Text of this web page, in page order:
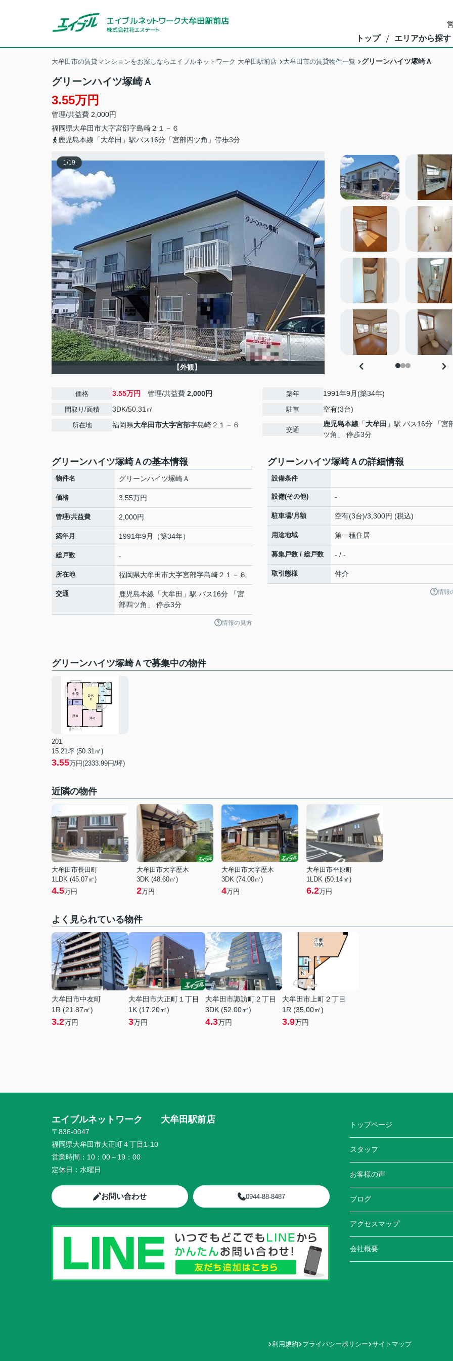
トップ エリアから探す
大牟田市の賃貸マンションをお探しならエイブルネットワーク 大牟田駅前店 大牟田市の賃貸物件一覧 グリーンハイツ塚崎Ａ
グリーンハイツ塚崎Ａ
3.55万円
管理/共益費 2,000円
福岡県大牟田市大字宮部字島崎２１－６
鹿児島本線「大牟田」駅バス16分「宮部四ツ角」停歩3分
1/19
【外観】
価格 3.55万円 管理/共益費 2,000円
間取り/面積 3DK/50.31㎡
所在地 福岡県大牟田市大字宮部字島崎２１－６
築年 1991年9月(築34年)
駐車 空有(3台)
交通
鹿児島本線 「大牟田 」駅 バス16分 「宮
ツ角」 停歩3分
グリーンハイツ塚崎Ａの基本情報
物件名 グリーンハイツ塚崎Ａ
価格 3.55万円
管理/共益費 2,000円
築年月 1991年9月（築34年）
総戸数 -
所在地 福岡県大牟田市大字宮部字島崎２１－６
交通 鹿児島本線 「大牟田 」駅 バス16分 「宮
部四ツ角」 停歩3分
情報の見方
グリーンハイツ塚崎Ａの詳細情報
設備条件
設備(その他) -
駐車場/月額 空有(3台)/3,300円 (税込)
用途地域 第一種住居
募集戸数 / 総戸数 - / -
取引態様 仲介
情報
グリーンハイツ塚崎Ａで募集中の物件
201
15.21坪 (50.31㎡)
3.55万円(2333.99円/坪)
近隣の物件
大牟田市長田町
1LDK (45.07㎡)
4.5万円
大牟田市大字歴木
3DK (48.60㎡)
2万円
大牟田市大字歴木
3DK (74.00㎡)
4万円
大牟田市平原町
1LDK (50.14㎡)
6.2万円
よく見られている物件
大牟田市中友町
1R (21.87㎡)
3.2万円
大牟田市大正町１丁目
1K (17.20㎡)
3万円
大牟田市諏訪町２丁目
3DK (52.00㎡)
4.3万円
大牟田市上町２丁目
1R (35.00㎡)
3.9万円
エイブルネットワーク 大牟田駅前店
〒836-0047
福岡県大牟田市大正町４丁目1-10
営業時間： 10：00～19：00
定休日： 水曜日
お問い合わせ 0944-88-8487
トップページ
スタッフ
お客様の声
ブログ
アクセスマップ
会社概要
利用規約 プライバシーポリシー サイトマップ